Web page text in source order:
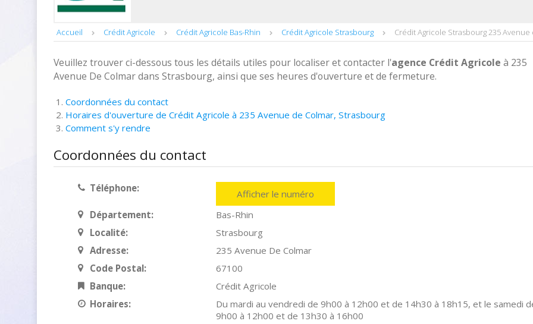
Accueil Crédit Agricole Crédit Agricole Bas-Rhin Crédit Agricole Strasbourg Crédit Agricole Strasbourg 235 Avenue
Veuillez trouver ci-dessous tous les détails utiles pour localiser et contacter l'agence Crédit Agricole à 235
Avenue De Colmar dans Strasbourg, ainsi que ses heures d'ouverture et de fermeture.
Coordonnées du contact
Horaires d'ouverture de Crédit Agricole à 235 Avenue de Colmar, Strasbourg
Comment s'y rendre
Coordonnées du contact
Téléphone:
Afficher le numéro
Département:
Bas-Rhin
Localité:
Strasbourg
Adresse:
235 Avenue De Colmar
Code Postal:
67100
Banque:
Crédit Agricole
Horaires:
Du mardi au vendredi de 9h00 à 12h00 et de 14h30 à 18h15, et le samedi
9h00 à 12h00 et de 13h30 à 16h00